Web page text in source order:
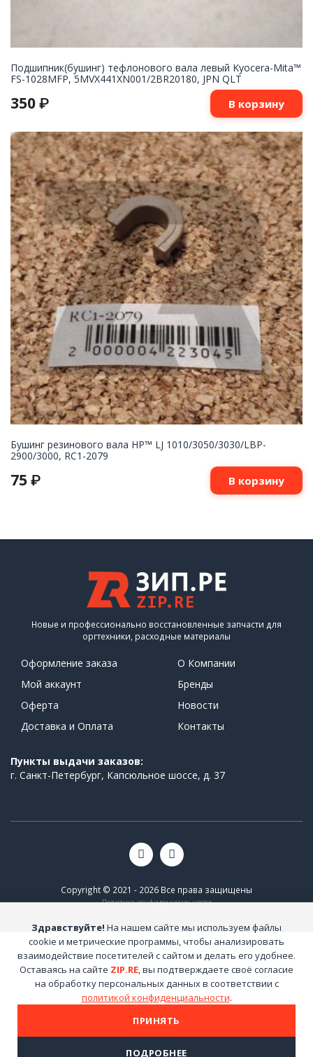
Подшипник(бушинг) тефлонового вала левый Kyocera-Mita™
FS-1028MFP, 5MVX441XN001/2BR20180, JPN QLT
350 ₽ В корзину
Бушинг резинового вала HP™ LJ 1010/3050/3030/LBP-
2900/3000, RC1-2079
75 ₽ В корзину
Новые и профессионально восстановленные запчасти для
оргтехники, расходные материалы
Оформление заказа
Мой аккаунт
Оферта
Доставка и Оплата
О Компании
Бренды
Новости
Контакты
Пункты выдачи заказов:
г. Санкт-Петербург, Капсюльное шоссе, д. 37
Copyright © 2021 - 2026 Все права защищены
Политика конфиденциальности
Здравствуйте! На нашем сайте мы используем файлы
cookie и метрические программы, чтобы анализировать
взаимодействие посетителей с сайтом и делать его удобнее.
Оставаясь на сайте ZIP.RE, вы подтверждаете своё согласие
на обработку персональных данных в соответствии с
политикой конфиденциальности.
ПРИНЯТЬ
ПОДРОБНЕЕ